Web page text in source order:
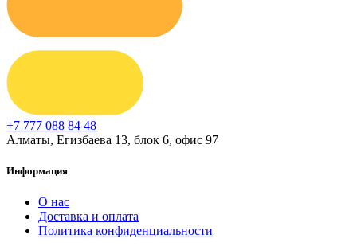
+7 777 088 84 48
Алматы, Егизбаева 13, блок 6, офис 97
Информация
О нас
Доставка и оплата
Политика конфиденциальности